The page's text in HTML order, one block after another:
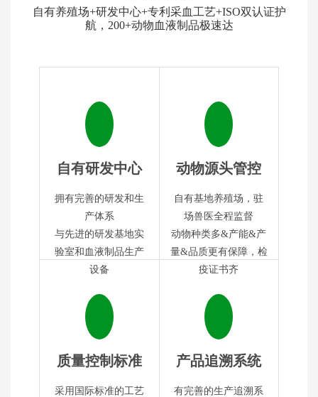
自有养殖场+研发中心+专利采血工艺+ISO双认证护
航，200+动物血液制品极速达
自有研发中心
拥有完善的研发和生
产体系
与先进的研发基地实
验室和血液制品生产
设备
动物源头管控
自有基地养殖场，驻
场兽医全程监督
动物种类多&产能&产
量&品质更有保障，检
疫证书齐
质量控制标准
采用国际标准的工艺
产品追溯系统
有完善的生产追溯系